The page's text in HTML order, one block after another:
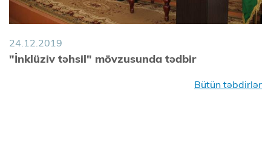
24.12.2019
"İnklüziv təhsil" mövzusunda tədbir
Bütün təbdirlər